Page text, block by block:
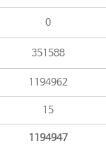
0
351588
1194962
15
1194947